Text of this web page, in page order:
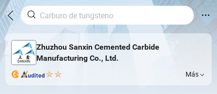
Zhuzhou Sanxin Cemented Carbide
Manufacturing Co., Ltd.
Más